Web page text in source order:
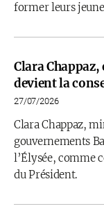
former leurs
Clara
devient la
27/07/2026
Clara Chappaz,
gouvernements
l’Élysée, comme
du Président.